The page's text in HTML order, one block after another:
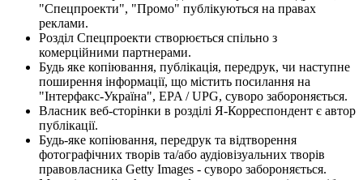
"Спецпроекти", "Промо" публікуються на правах
реклами.
Розділ Спецпроекти створюється спільно з
комерційними партнерами.
Будь яке копіювання, публікація, передрук, чи наступне
поширення інформації, що містить посилання на
"Інтерфакс-Україна", EPA / UPG, суворо забороняється.
Власник веб-сторінки в розділі Я-Корреспондент є автор
публікації.
Будь-яке копіювання, передрук та відтворення
фотографічних творів та/або аудіовізуальних творів
правовласника Getty Images - суворо забороняється.